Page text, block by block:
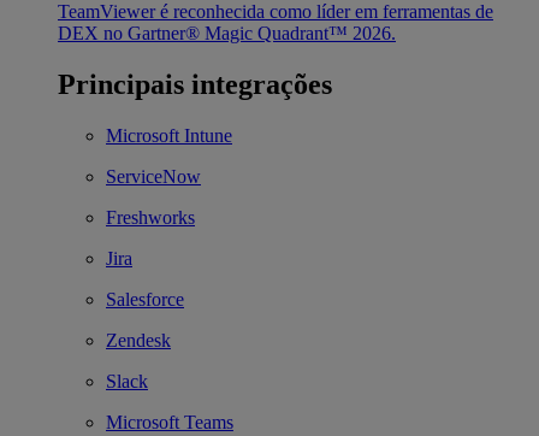
TeamViewer é reconhecida como líder em ferramentas de
DEX no Gartner® Magic Quadrant™ 2026.
Principais integrações
Microsoft Intune
ServiceNow
Freshworks
Jira
Salesforce
Zendesk
Slack
Microsoft Teams